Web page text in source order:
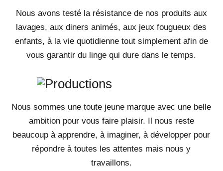
Nous avons testé la résistance de nos produits aux
lavages, aux diners animés, aux jeux fougueux des
enfants, à la vie quotidienne tout simplement afin de
vous garantir du linge qui dure dans le temps.
Nous sommes une toute jeune marque avec une belle
ambition pour vous faire plaisir. Il nous reste
beaucoup à apprendre, à imaginer, à développer pour
répondre à toutes les attentes mais nous y
travaillons.